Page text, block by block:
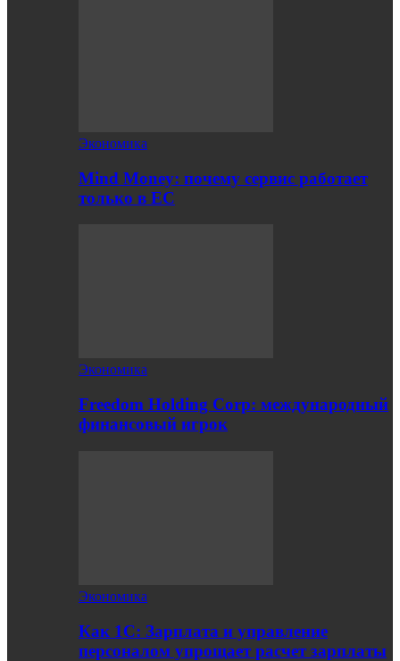
Экономика
Mind Money: почему сервис работает
только в ЕС
Экономика
Freedom Holding Corp: международный
финансовый игрок
Экономика
Как 1С: Зарплата и управление
персоналом упрощает расчет зарплаты